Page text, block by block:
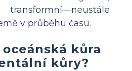
v průběhu času.
kůra
kůry?